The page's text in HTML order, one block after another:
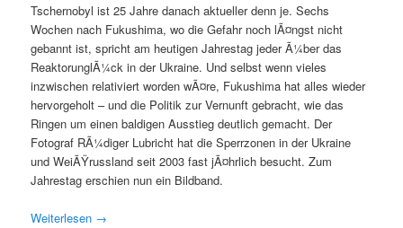
Tschernobyl ist 25 Jahre danach aktueller denn je. Sechs
Wochen nach Fukushima, wo die Gefahr noch lÃ¤ngst nicht
gebannt ist, spricht am heutigen Jahrestag jeder Ã¼ber das
ReaktorunglÃ¼ck in der Ukraine. Und selbst wenn vieles
inzwischen relativiert worden wÃ¤re, Fukushima hat alles wieder
hervorgeholt – und die Politik zur Vernunft gebracht, wie das
Ringen um einen baldigen Ausstieg deutlich gemacht. Der
Fotograf RÃ¼diger Lubricht hat die Sperrzonen in der Ukraine
und WeiÃŸrussland seit 2003 fast jÃ¤hrlich besucht. Zum
Jahrestag erschien nun ein Bildband.
Weiterlesen →